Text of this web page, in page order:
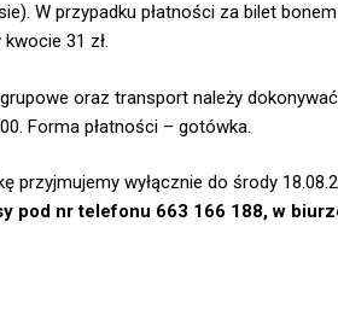
W przypadku płatności za bilet
31 zł.
oraz transport należy
Forma płatności – gotówka.
przyjmujemy wyłącznie do środy
pod nr telefonu 663 166 188, w